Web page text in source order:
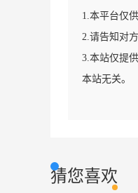
1.本平台仅
2.请告知对
3.本站仅提
本站无关。
猜您喜欢